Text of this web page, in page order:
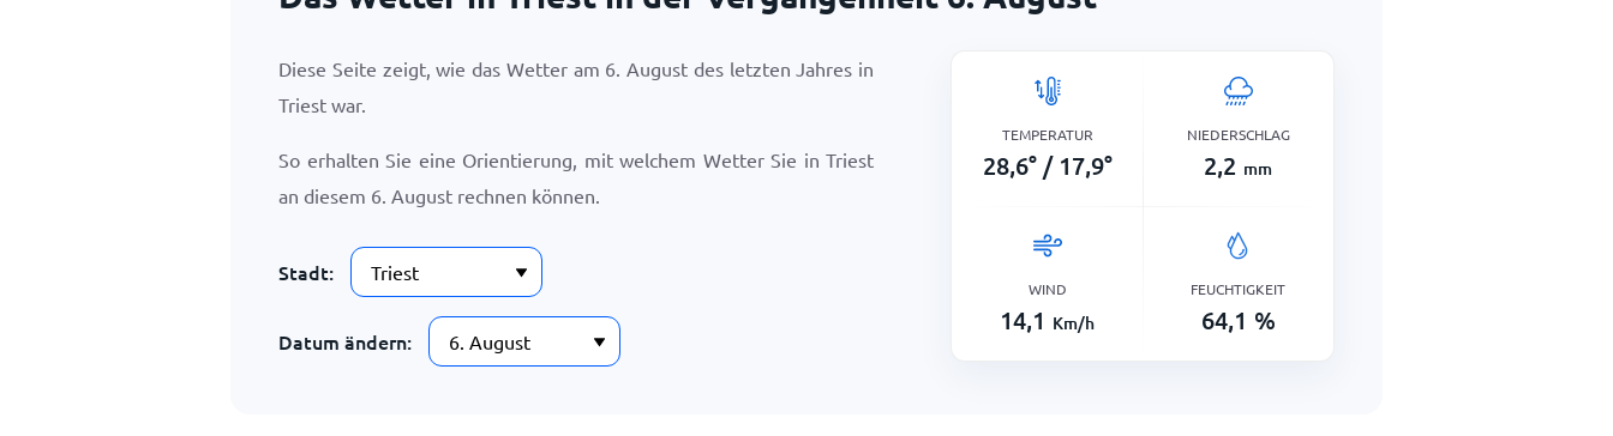
Diese Seite zeigt, wie das Wetter am 6. August des letzten Jahres in
Triest war.
So erhalten Sie eine Orientierung, mit welchem Wetter Sie in Triest
an diesem 6. August rechnen können.
Stadt:
Datum ändern:
TEMPERATUR
28,6° / 17,9°
NIEDERSCHLAG
2,2 mm
WIND
14,1 Km/h
FEUCHTIGKEIT
64,1 %